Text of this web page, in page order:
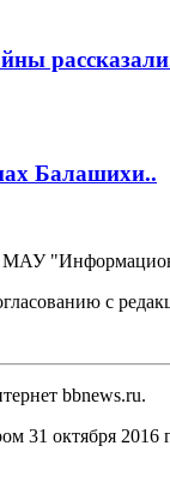
Балашихи..
МАУ
с
bbnews.ru.
31 октября 2016